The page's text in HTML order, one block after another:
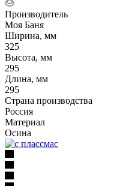
Производитель
Моя Баня
Ширина, мм
325
Высота, мм
295
Длина, мм
295
Страна производства
Россия
Материал
Осина